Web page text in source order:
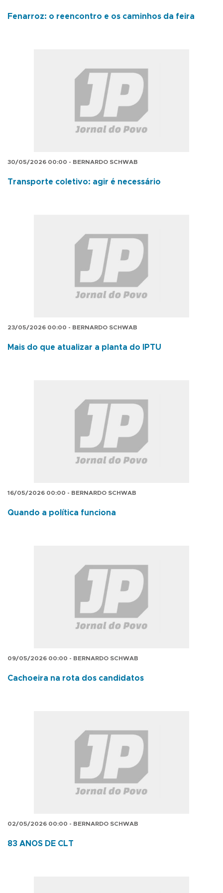
Fenarroz: o reencontro e os caminhos da feira
30/05/2026 00:00 - BERNARDO SCHWAB
Transporte coletivo: agir é necessário
23/05/2026 00:00 - BERNARDO SCHWAB
Mais do que atualizar a planta do IPTU
16/05/2026 00:00 - BERNARDO SCHWAB
Quando a política funciona
09/05/2026 00:00 - BERNARDO SCHWAB
Cachoeira na rota dos candidatos
02/05/2026 00:00 - BERNARDO SCHWAB
83 ANOS DE CLT